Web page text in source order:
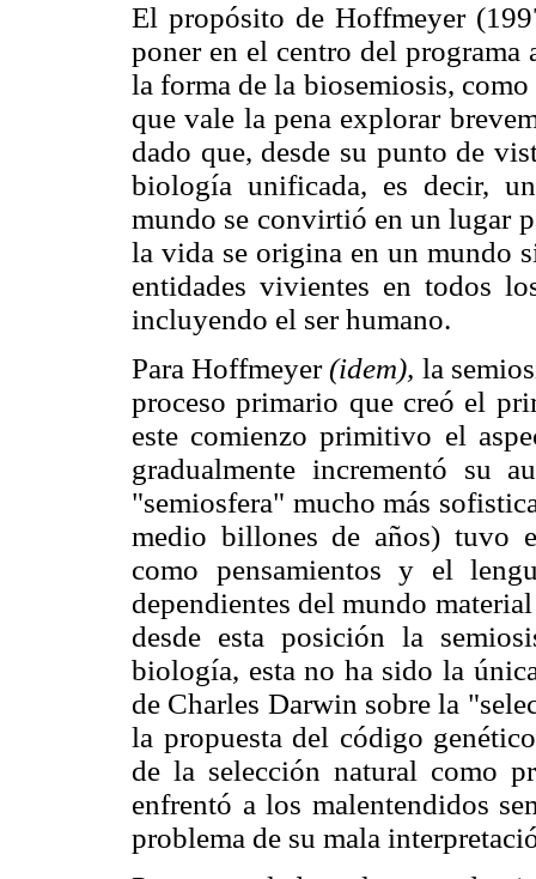
El propósito de Hoffmeyer
poner en el centro del programa
la forma de la biosemiosis,
que vale la pena explorar
dado que, desde su punto de
biología unificada, es decir,
mundo se convirtió en un lugar
la vida se origina en un mundo
entidades vivientes en todos
incluyendo el ser humano.
Para Hoffmeyer(idem), la
proceso primario que creó el
este comienzo primitivo el
gradualmente incrementó su
"semiosfera" mucho más
medio billones de años) tuvo
como pensamientos y el
dependientes del mundo
desde esta posición la
biología, esta no ha sido la
de Charles Darwin sobre la
la propuesta del código
de la selección natural como
enfrentó a los malentendidos
problema de su mala